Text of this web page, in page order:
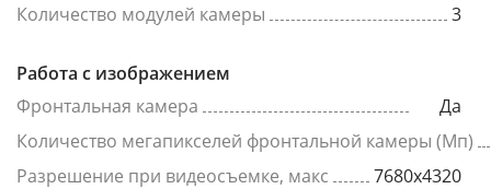
Количество модулей камеры
3
Работа с изображением
Фронтальная камера
Да
Количество мегапикселей фронтальной камеры (Мп)
Разрешение при видеосъемке, макс
7680x4320